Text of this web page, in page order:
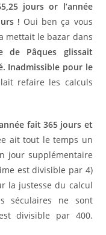
jours or l’année
! Oui ben ça vous
mettait le bazar dans
Pâques glissait
Inadmissible pour le
refaire les calculs
fait 365 jours et
ait tout le temps un
jour supplémentaire
est divisible par 4)
la justesse du calcul
séculaires ne sont
divisible par 400.